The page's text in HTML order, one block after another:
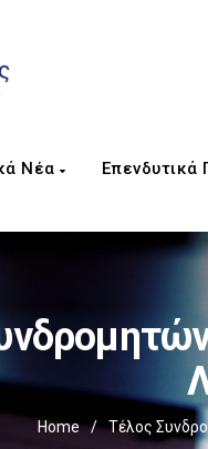
Νέα Επενδυτικά
Home / Τέλος